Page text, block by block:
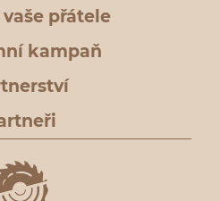
přátele
kampaň